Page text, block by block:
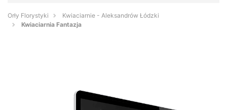
Orły Florystyki
Kwiaciarnie - Aleksandrów Łódzki
Kwiaciarnia Fantazja